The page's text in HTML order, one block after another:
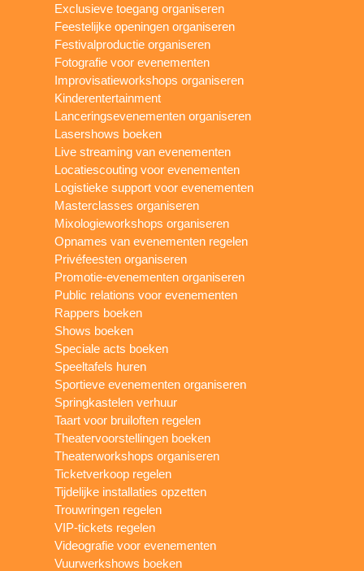
Exclusieve toegang organiseren
Feestelijke openingen organiseren
Festivalproductie organiseren
Fotografie voor evenementen
Improvisatieworkshops organiseren
Kinderentertainment
Lanceringsevenementen organiseren
Lasershows boeken
Live streaming van evenementen
Locatiescouting voor evenementen
Logistieke support voor evenementen
Masterclasses organiseren
Mixologieworkshops organiseren
Opnames van evenementen regelen
Privéfeesten organiseren
Promotie-evenementen organiseren
Public relations voor evenementen
Rappers boeken
Shows boeken
Speciale acts boeken
Speeltafels huren
Sportieve evenementen organiseren
Springkastelen verhuur
Taart voor bruiloften regelen
Theatervoorstellingen boeken
Theaterworkshops organiseren
Ticketverkoop regelen
Tijdelijke installaties opzetten
Trouwringen regelen
VIP-tickets regelen
Videografie voor evenementen
Vuurwerkshows boeken